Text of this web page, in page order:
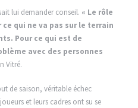
lui demander conseil. « Le rôle
qui ne va pas sur le terrain
Pour ce qui est de
avec des personnes
Vitré.
de saison, véritable échec
et leurs cadres ont su se